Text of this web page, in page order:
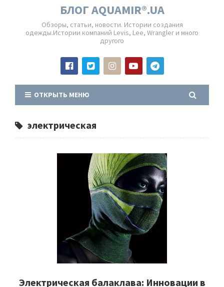
БЛОГ AQUAMIR®.UA
Обзоры, статьи, новости. Истории создания
одежды.Истории компаний Levis, Lee, Wrangler и много
другого
ОТКРЫТЬ МЕНЮ
электрическая
Электрическая балаклава: Инновации в